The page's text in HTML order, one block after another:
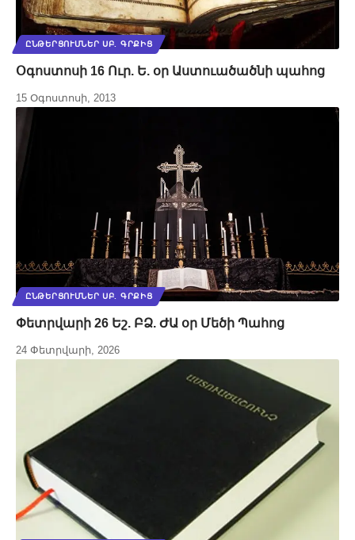
ԸՆԹԵՐՑՈՒՄՆԵՐ ՍԲ. ԳՐՔԻՑ
Օգոստոսի 16 Ուր. Ե. օր Աստուածածնի պահոց
15 Օգոստոսի, 2013
ԸՆԹԵՐՑՈՒՄՆԵՐ ՍԲ. ԳՐՔԻՑ
Փետրվարի 26 Եշ. ԲՁ. ԺԱ օր Մեծի Պահոց
24 Փետրվարի, 2026